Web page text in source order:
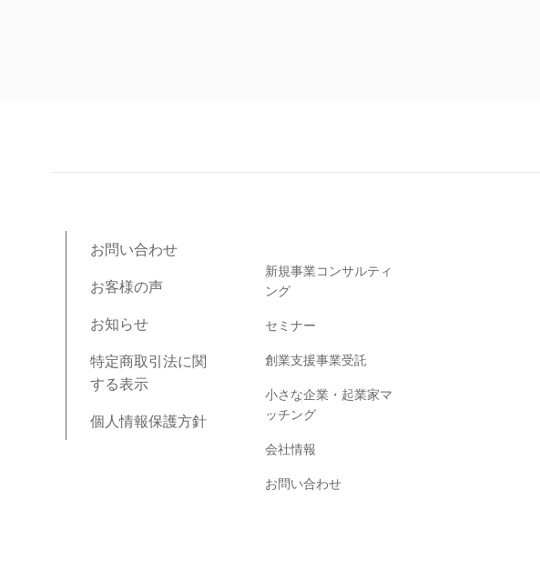
お問い合わせ
お客様の声
お知らせ
特定商取引法に関
する表示
個人情報保護方針
新規事業コンサルティ
ング
セミナー
創業支援事業受託
小さな企業・起業家マ
ッチング
会社情報
お問い合わせ